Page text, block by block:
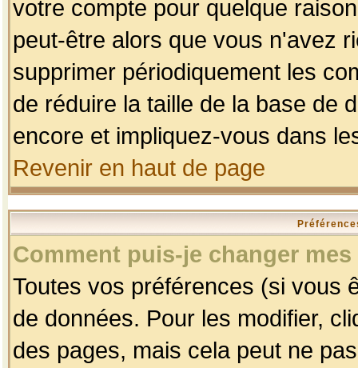
votre compte pour quelque
peut-être alors que vous n'avez
supprimer périodiquement les
de réduire la taille de la base de
encore et impliquez-vous dans
Revenir en haut de page
Comment puis-je changer
Toutes vos préférences (si vous
de données. Pour les modifier,
des pages, mais cela peut ne